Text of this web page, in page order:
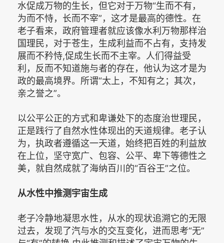
水促成万物的生长，但它对于万物“生而不有，
为而不恃，长而不宰”，这才是最高的德性。在
老子看来，政府管理者就应该像水利万物那样治
国理民，对于苍生，生成利益而不占有，支持发
展而不矜恃,促成生长而不主宰。人们得益受
利，反而不知道施与者的存在，他认为这才是为
政的最高境界。所谓“太上，不知有之；其次，
亲之誉之”。
以公平公正的方式和卑谦处下的态度治世理民，
正是践行了自然水性体现出的天道规律。老子认
为，执政者遵循这一天道，始终把百姓的利益放
在上位，坚守宽广、包容、公平、卑下等德性之
美，就自然成就了海纳百川的“百谷王”之位。
从水性中推测宇宙生成
老子冷静地凝思水性，从水的现状追溯它的无限
过去，发现了汽与水的交互变化，进而思考“无”